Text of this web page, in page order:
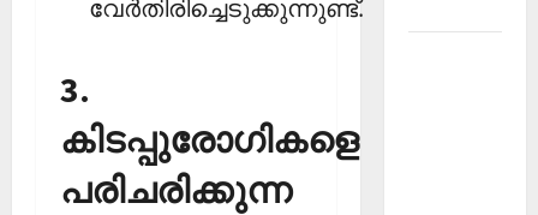
വേര്‍തിരിച്ചെടുക്കുന്നുണ്ട്.
3.
കിടപ്പുരോഗികളെ
പരിചരിക്കുന്ന